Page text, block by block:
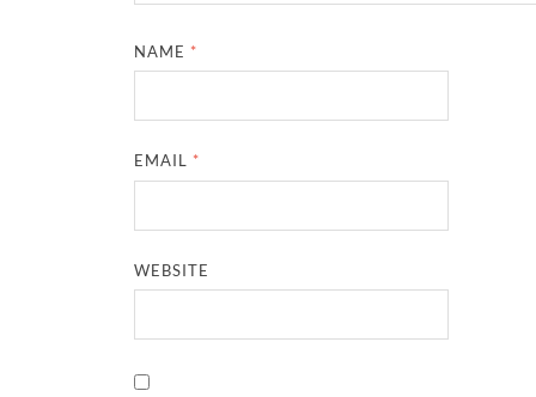
NAME *
EMAIL *
WEBSITE